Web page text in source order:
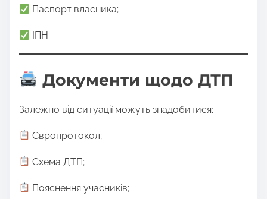
Паспорт власника;
ІПН.
Документи щодо ДТП
Залежно від ситуації можуть знадобитися:
Європротокол;
Схема ДТП;
Пояснення учасників;